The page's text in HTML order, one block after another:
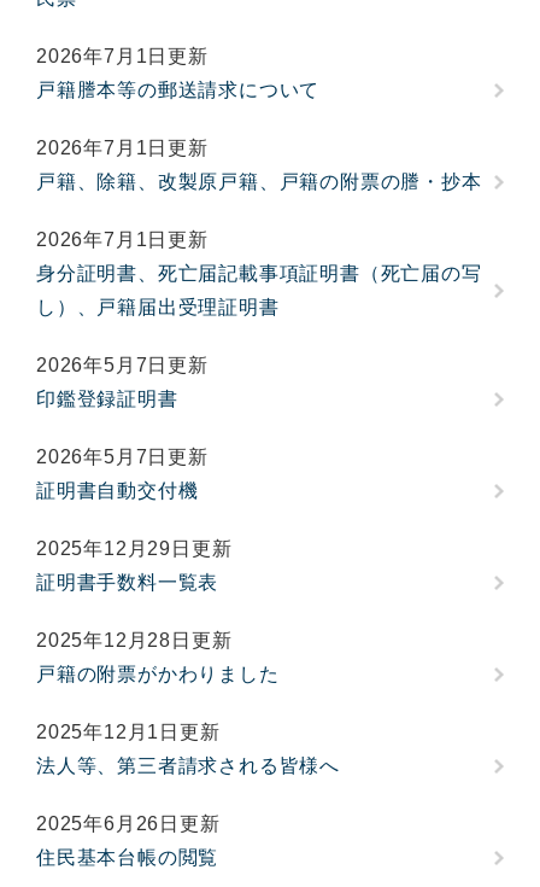
2026年7月1日更新
戸籍謄本等の郵送請求について
2026年7月1日更新
戸籍、除籍、改製原戸籍、戸籍の附票の謄・抄本
2026年7月1日更新
身分証明書、死亡届記載事項証明書（死亡届の写
し）、戸籍届出受理証明書
2026年5月7日更新
印鑑登録証明書
2026年5月7日更新
証明書自動交付機
2025年12月29日更新
証明書手数料一覧表
2025年12月28日更新
戸籍の附票がかわりました
2025年12月1日更新
法人等、第三者請求される皆様へ
2025年6月26日更新
住民基本台帳の閲覧